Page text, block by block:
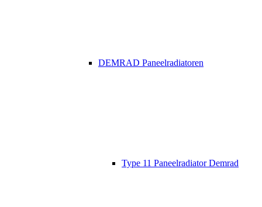
DEMRAD Paneelradiatoren
Type 11 Paneelradiator Demrad